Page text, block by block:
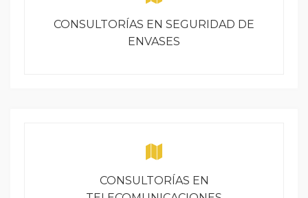
CONSULTORÍAS EN SEGURIDAD DE
ENVASES
CONSULTORÍAS EN